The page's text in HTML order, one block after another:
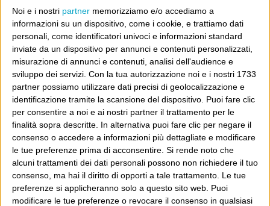
Noi e i nostri partner memorizziamo e/o accediamo a
informazioni su un dispositivo, come i cookie, e trattiamo dati
personali, come identificatori univoci e informazioni standard
inviate da un dispositivo per annunci e contenuti personalizzati,
misurazione di annunci e contenuti, analisi dell'audience e
sviluppo dei servizi. Con la tua autorizzazione noi e i nostri 1733
partner possiamo utilizzare dati precisi di geolocalizzazione e
identificazione tramite la scansione del dispositivo. Puoi fare clic
per consentire a noi e ai nostri partner il trattamento per le
finalità sopra descritte. In alternativa puoi fare clic per negare il
consenso o accedere a informazioni più dettagliate e modificare
le tue preferenze prima di acconsentire. Si rende noto che
alcuni trattamenti dei dati personali possono non richiedere il tuo
consenso, ma hai il diritto di opporti a tale trattamento. Le tue
preferenze si applicheranno solo a questo sito web. Puoi
modificare le tue preferenze o revocare il consenso in qualsiasi